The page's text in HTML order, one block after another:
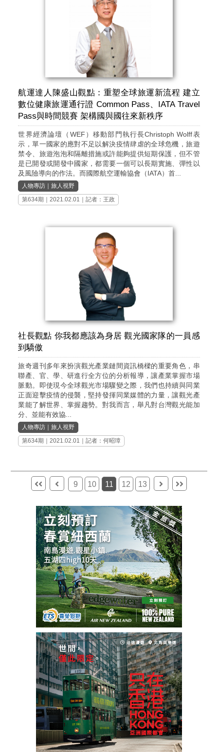
航運達人陳盛山觀點：重塑全球旅運新流程 建立
數位健康旅運通行證 Common Pass、IATA Travel
Pass與時間競賽 架構國與國往來新秩序
世界經濟論壇（WEF）移動部門執行長Christoph Wolff表
示，單一國家的應對不足以解決疫情肆虐的全球危機，旅遊
禁令、旅遊泡泡和隔離措施或許能夠提供短期保護，但不管
是已開發或開發中國家，都需要一個可以長期實施、彈性以
及風險導向的作法。而國際航空運輸協會（IATA）首...
人物專訪 ｜旅人視野
第634期
｜2021.02.01｜記者：王政
社長觀點 你我都應該為身居 觀光國家隊的一員感
到驕傲
旅奇週刊多年來扮演觀光產業鏈間資訊橋樑的重要角色，串
聯產、官、學、研進行全方位的分析報導，讓產業掌握市場
脈動。即使現今全球觀光市場驟變之際，我們也持續與同業
正面迎擊疫情的侵襲，堅持發揮同業媒體的力量，讓觀光產
業能了解世界、掌握趨勢。對我而言，舉凡對台灣觀光能加
分、並能有效協...
人物專訪 ｜旅人視野
第634期
｜2021.02.01｜記者：何昭璋
9 10 11 12 13